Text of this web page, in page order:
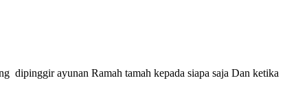
dipinggir ayunan Ramah tamah kepada siapa saja Dan ketika